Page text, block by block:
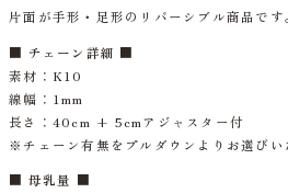
片面が手形・足形のリバーシブル商品です
■ チェーン詳細 ■
素材：K10
線幅：1mm
長さ：40cm + 5cmアジャスター付
※チェーン有無をプルダウンよりお選びい
■ 母乳量 ■